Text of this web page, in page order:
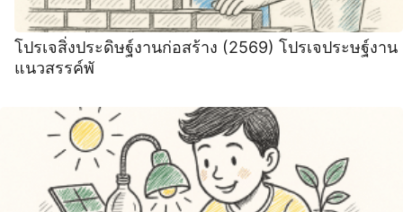
โปรเจสิ่งประดิษฐ์งานก่อสร้าง (2569) โปรเจประษฐ์งาน
แนวสรรค์พั